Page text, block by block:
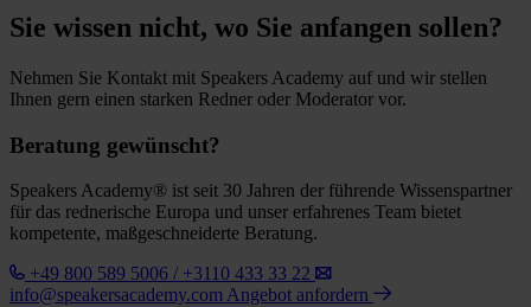
Sie wissen nicht, wo Sie anfangen sollen?
Nehmen Sie Kontakt mit Speakers Academy auf und wir stellen
Ihnen gern einen starken Redner oder Moderator vor.
Beratung gewünscht?
Speakers Academy® ist seit 30 Jahren der führende Wissenspartner
für das rednerische Europa und unser erfahrenes Team bietet
kompetente, maßgeschneiderte Beratung.
+49 800 589 5006 / +3110 433 33 22
info@speakersacademy.comAngebot anfordern